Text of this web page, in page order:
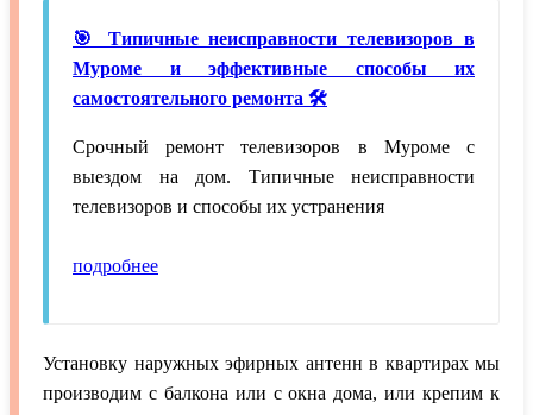
🎯 Типичные неисправности телевизоров в
Муроме и эффективные способы их
самостоятельного ремонта 🛠️
Срочный ремонт телевизоров в Муроме с
выездом на дом. Типичные неисправности
телевизоров и способы их устранения
подробнее
Установку наружных эфирных антенн в квартирах мы
производим с балкона или с окна дома, или крепим к